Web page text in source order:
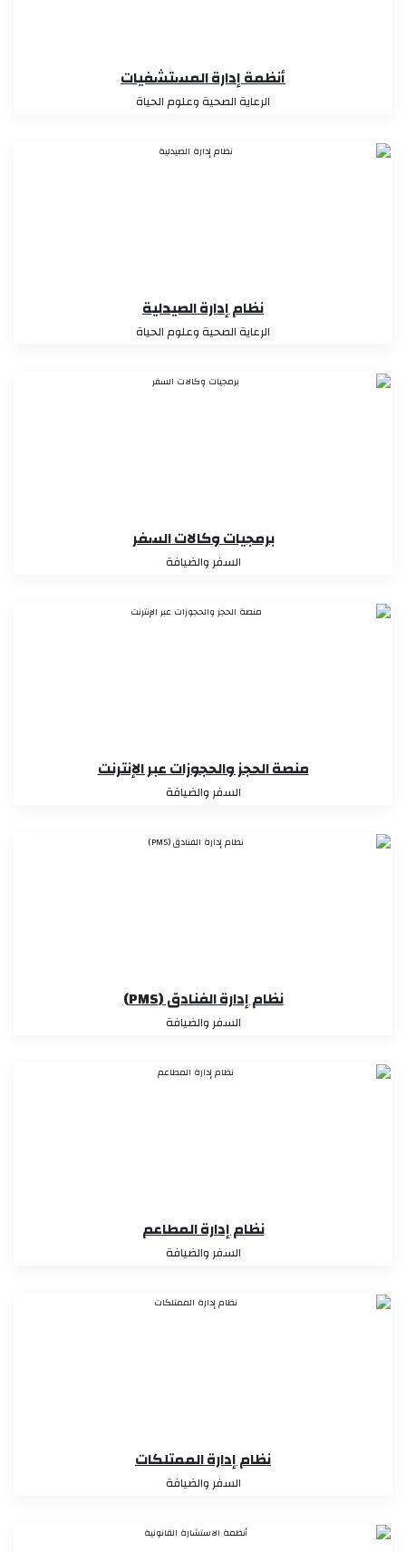
أنظمة إدارة المستشفيات
الرعاية الصحية وعلوم الحياة
نظام إدارة الصيدلية
الرعاية الصحية وعلوم الحياة
برمجيات وكالات السفر
السفر والضيافة
منصة الحجز والحجوزات عبر الإنترنت
السفر والضيافة
نظام إدارة الفنادق (PMS)
السفر والضيافة
نظام إدارة المطاعم
السفر والضيافة
نظام إدارة الممتلكات
السفر والضيافة